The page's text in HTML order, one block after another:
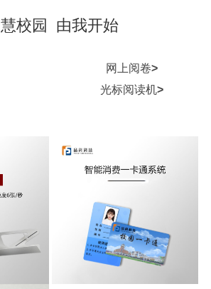
校园 由我开始
网上阅卷>
光标阅读机>